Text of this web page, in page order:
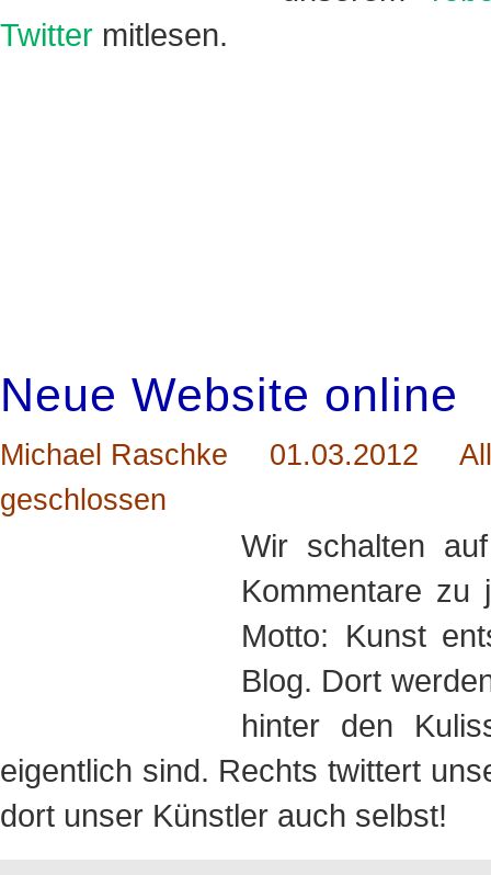
Twitter mitlesen.
Neue Website online
Michael Raschke 01.03.2012
geschlossen
Wir schalten
Kommentare zu
Motto: Kunst
Blog. Dort
hinter den
eigentlich sind. Rechts twittert
dort unser Künstler auch selbst!